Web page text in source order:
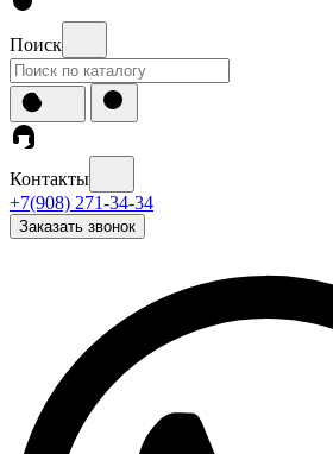
Поиск
Контакты
+7(908) 271-34-34
Заказать звонок